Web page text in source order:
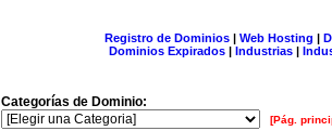
Registro de Dominios| Web Hosting |
Dominios Expirados | Industrias |
Categorías de Dominio:
[Pág.